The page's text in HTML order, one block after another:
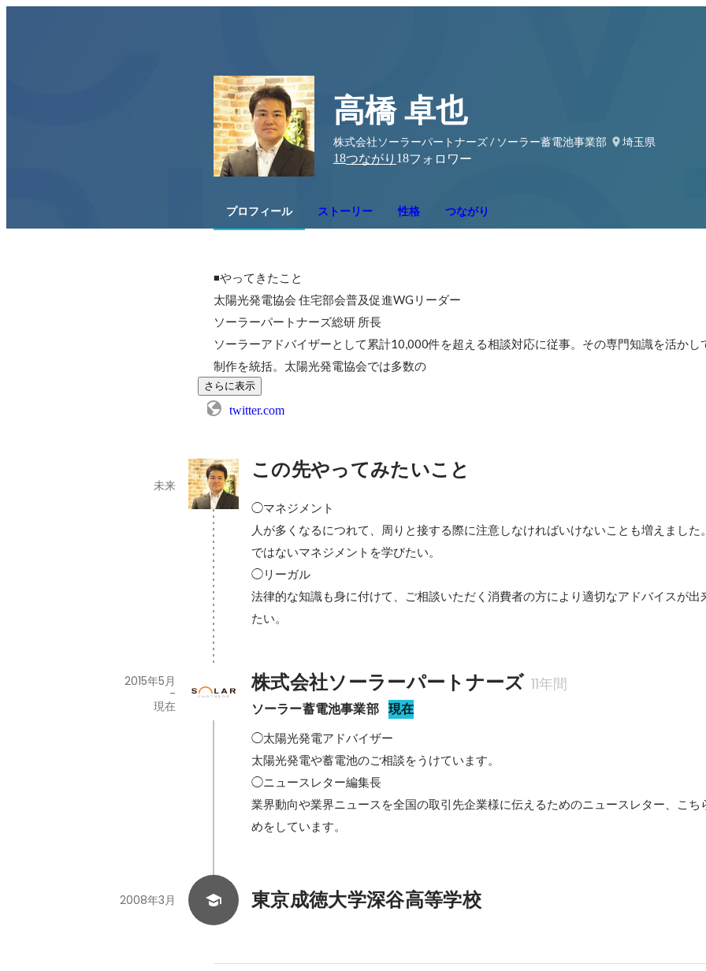
高橋 卓也
株式会社ソーラーパートナーズ / ソーラー蓄電池事業部
埼玉県
18つながり 18フォロワー
プロフィール ストーリー 性格 つながり
◾️やってきたこと
太陽光発電協会 住宅部会普及促進WGリーダー
ソーラーパートナーズ総研 所長
ソーラーアドバイザーとして累計10,000件を超える相談対応に従事。その専門知識を活かし
制作を統括。太陽光発電協会では多数の
さらに表示
twitter.com
この先やってみたいこと
未来
◯マネジメント
人が多くなるにつれて、周りと接する際に注意しなければいけないことも増えました
ではないマネジメントを学びたい。
◯リーガル
法律的な知識も身に付けて、ご相談いただく消費者の方により適切なアドバイスが出
たい。
株式会社ソーラーパートナーズ 11年間
ソーラー蓄電池事業部 現在
2015年5月
-
現在
◯太陽光発電アドバイザー
太陽光発電や蓄電池のご相談をうけています。
◯ニュースレター編集長
業界動向や業界ニュースを全国の取引先企業様に伝えるためのニュースレター、こち
めをしています。
東京成徳大学深谷高等学校
2008年3月